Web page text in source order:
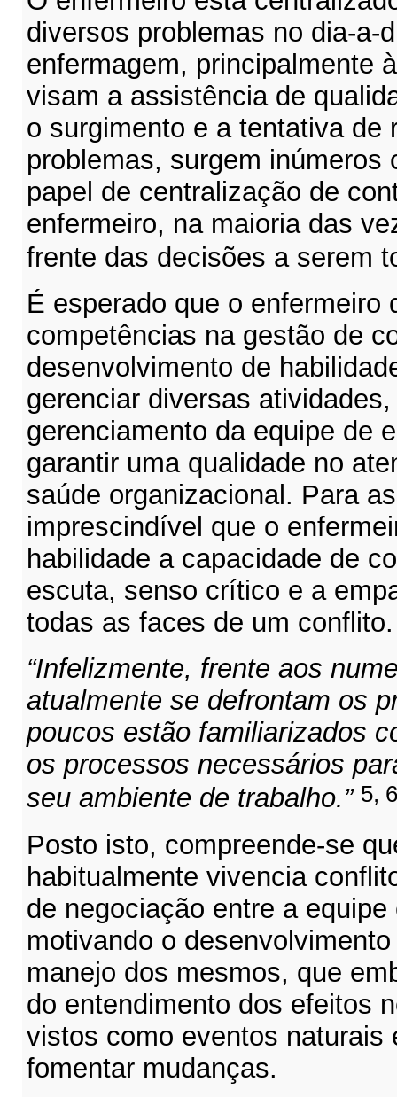
diversos problemas no dia-a-
enfermagem, principalmente
visam a assistência de
o surgimento e a tentativa de
problemas, surgem inúmeros
papel de centralização de
enfermeiro, na maioria das
frente das decisões a serem
É esperado que o enfermeiro
competências na gestão de
desenvolvimento de
gerenciar diversas
gerenciamento da equipe de
garantir uma qualidade no
saúde organizacional. Para
imprescindível que o
habilidade a capacidade de
escuta, senso crítico e a
todas as faces de um conflito.
“Infelizmente, frente aos
atualmente se defrontam os
poucos estão familiarizados
os processos necessários
seu ambiente de trabalho.” 5,
Posto isto, compreende-se
habitualmente vivencia
de negociação entre a
motivando o
manejo dos mesmos, que
do entendimento dos efeitos
vistos como eventos naturais
fomentar mudanças.